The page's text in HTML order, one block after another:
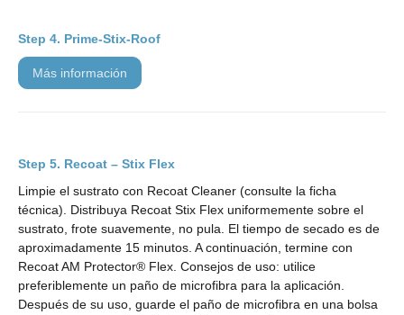
Prime-Stix-Roof
más información
Recoat – Stix Flex
Limpie el sustrato con Recoat Cleaner (consulte la ficha
técnica). Distribuya Recoat Stix Flex uniformemente sobre el
sustrato, frote suavemente, no pula. El tiempo de secado es de
aproximadamente 15 minutos. A continuación, termine con
Recoat AM Protector® Flex. Consejos de uso: utilice
preferiblemente un paño de microfibra para la aplicación.
Después de su uso, guarde el paño de microfibra en una bolsa